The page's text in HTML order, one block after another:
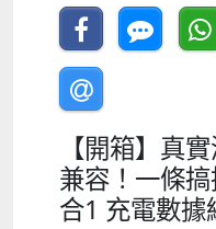
【開箱】真
兼容！一條
合1 充電數據